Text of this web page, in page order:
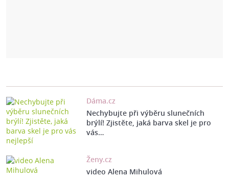
Dáma.cz
Nechybujte při výběru slunečních
brýlí! Zjistěte, jaká barva skel je pro
vás…
Ženy.cz
video Alena Mihulová